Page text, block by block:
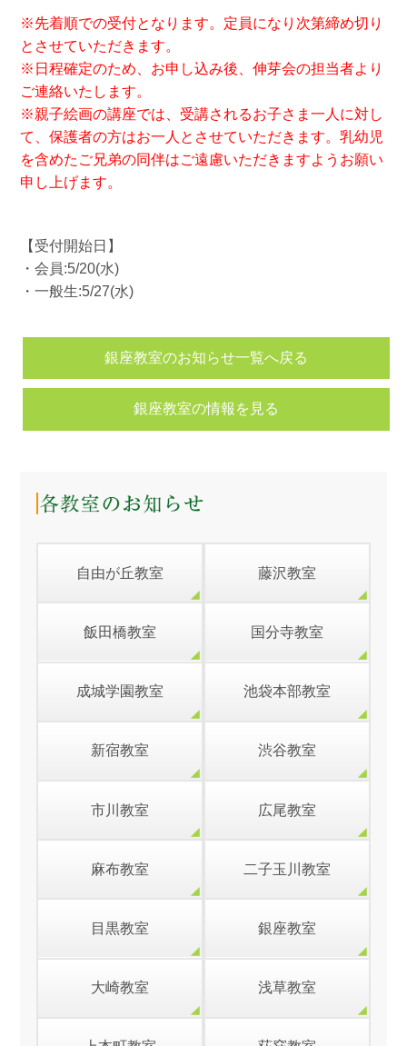
※先着順での受付となります。定員になり次第締め切り
とさせていただきます。
※日程確定のため、お申し込み後、伸芽会の担当者より
ご連絡いたします。
※親子絵画の講座では、受講されるお子さま一人に対し
て、保護者の方はお一人とさせていただきます。乳幼児
を含めたご兄弟の同伴はご遠慮いただきますようお願い
申し上げます。
【受付開始日】
・会員:5/20(水)
・一般生:5/27(水)
銀座教室のお知らせ一覧へ戻る
銀座教室の情報を見る
自由が丘教室 藤沢教室
飯田橋教室 国分寺教室
成城学園教室 池袋本部教室
新宿教室 渋谷教室
市川教室 広尾教室
麻布教室 二子玉川教室
目黒教室 銀座教室
大崎教室 浅草教室